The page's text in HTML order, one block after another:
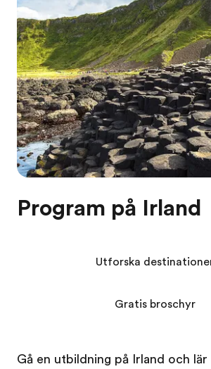
Hitta ett kontor nära dig
Om oss
Vilka är vi?
Karriär
Bli en del av vårt team
Program på Irland
Gå en utbildning på Irland och lär
Utforska
Gratis broschyr